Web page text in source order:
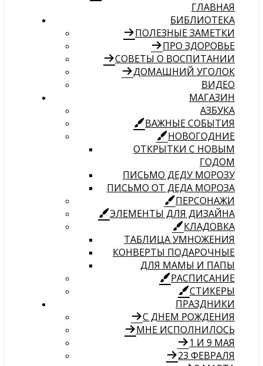
ГЛАВНАЯ
БИБЛИОТЕКА
ПОЛЕЗНЫЕ ЗАМЕТКИ
ПРО ЗДОРОВЬЕ
СОВЕТЫ О ВОСПИТАНИИ
ДОМАШНИЙ УГОЛОК
ВИДЕО
МАГАЗИН
АЗБУКА
ВАЖНЫЕ СОБЫТИЯ
НОВОГОДНИЕ
ОТКРЫТКИ С НОВЫМ
ГОДОМ
ПИСЬМО ДЕДУ МОРОЗУ
ПИСЬМО ОТ ДЕДА МОРОЗА
ПЕРСОНАЖИ
ЭЛЕМЕНТЫ ДЛЯ ДИЗАЙНА
КЛАДОВКА
ТАБЛИЦА УМНОЖЕНИЯ
КОНВЕРТЫ ПОДАРОЧНЫЕ
ДЛЯ МАМЫ И ПАПЫ
РАСПИСАНИЕ
СТИКЕРЫ
ПРАЗДНИКИ
С ДНЕМ РОЖДЕНИЯ
МНЕ ИСПОЛНИЛОСЬ
1 И 9 МАЯ
23 ФЕВРАЛЯ